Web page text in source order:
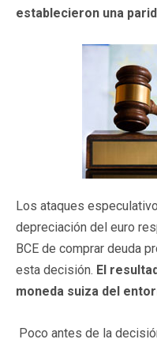
establecieron una
Los ataques
depreciación del euro
BCE de comprar deuda
esta decisión. El
moneda suiza del
Poco antes de la